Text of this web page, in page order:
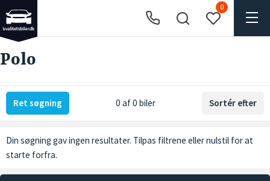
0
Polo
Ret søgning 0 af 0 biler Sortér efter
Din søgning gav ingen resultater. Tilpas filtrene ellernulstil for at
starte forfra.